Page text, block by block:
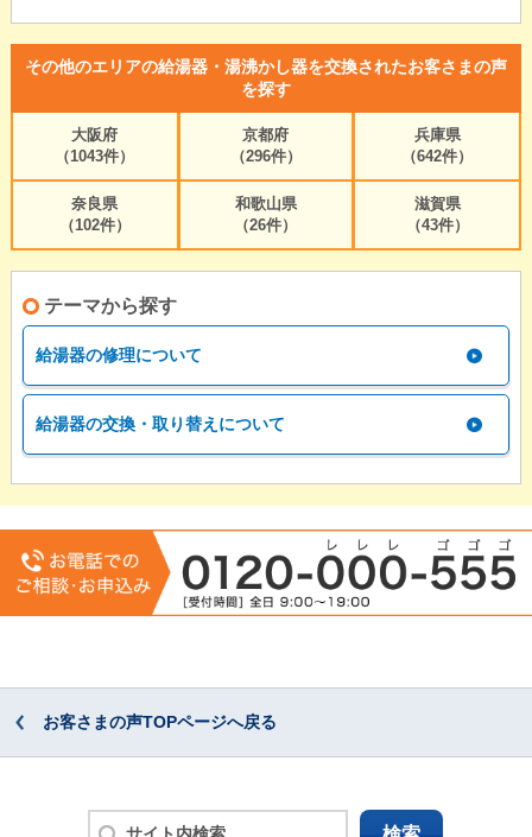
その他のエリアの給湯器・湯沸かし器を交換されたお客さまの声
を探す
大阪府
（1043件）
京都府
（296件）
兵庫県
（642件）
奈良県
（102件）
和歌山県
（26件）
滋賀県
（43件）
テーマから探す
給湯器の修理について
給湯器の交換・取り替えについて
お客さまの声TOPページへ戻る